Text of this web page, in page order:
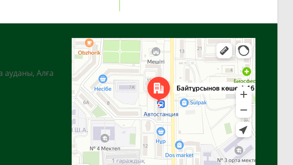
ауданы, Алға
Алға
Яндекс Карталар — көлік, навигация, орындарды іздеу